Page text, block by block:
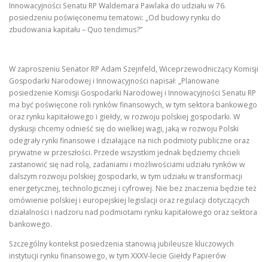
Innowacyjności Senatu RP Waldemara Pawlaka do udziału w 76.
posiedzeniu poświęconemu tematowi: „Od budowy rynku do
zbudowania kapitału – Quo tendimus?”
W zaproszeniu Senator RP Adam Szejnfeld, Wiceprzewodniczący Komisji
Gospodarki Narodowej i Innowacyjności napisał: „Planowane
posiedzenie Komisji Gospodarki Narodowej i Innowacyjności Senatu RP
ma być poświęcone roli rynków finansowych, w tym sektora bankowego
oraz rynku kapitałowego i giełdy, w rozwoju polskiej gospodarki. W
dyskusji chcemy odnieść się do wielkiej wagi, jaką w rozwoju Polski
odegrały rynki finansowe i działające na nich podmioty publiczne oraz
prywatne w przeszłości. Przede wszystkim jednak będziemy chcieli
zastanowić się nad rolą, zadaniami i możliwościami udziału rynków w
dalszym rozwoju polskiej gospodarki, w tym udziału w transformacji
energetycznej, technologicznej i cyfrowej. Nie bez znaczenia będzie też
omówienie polskiej i europejskiej legislacji oraz regulacji dotyczących
działalności i nadzoru nad podmiotami rynku kapitałowego oraz sektora
bankowego.
Szczególny kontekst posiedzenia stanowią jubileusze kluczowych
instytucji rynku finansowego, w tym XXXV-lecie Giełdy Papierów